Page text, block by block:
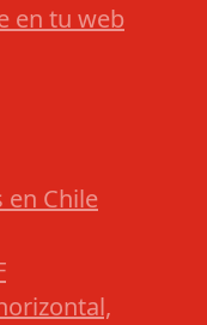
en tu web
en Chile